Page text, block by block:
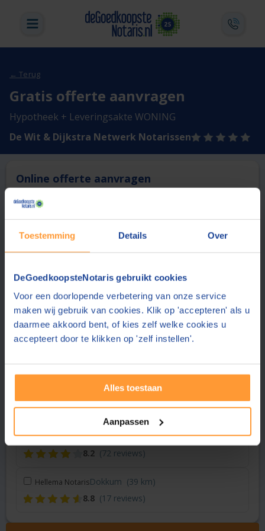
Toestemming Details Over
DeGoedkoopsteNotaris gebruikt cookies
Voor een doorlopende verbetering van onze service
maken wij gebruik van cookies. Klik op 'accepteren' als u
daarmee akkoord bent, of kies zelf welke cookies u
accepteert door te klikken op 'zelf instellen'.
Alles toestaan
Aanpassen
← Terug
Gratis offerte aanvragen
Hypotheek + Leveringsakte WONING
De Wit & Dijkstra Netwerk Notarissen
Online offerte aanvragen
Deze notaris biedt momenteel niet de mogelijkheid online
1 Vergelijk en bespaar
Vraag een offerte aan bij een andere notaris in de buurt
Elan NotarissenSneek (< 1 km)
8.7
(166 reviews)
Rientjes Notariaat
(< 1 km)
9.1 (9 reviews)
Heerenveen (20 km)
9.0 (105 reviews)
Yvon Notariaat BVDrachten (31 km)
8.2 (72 reviews)
Hellema NotarisDokkum (39 km)
8.8 (17 reviews)